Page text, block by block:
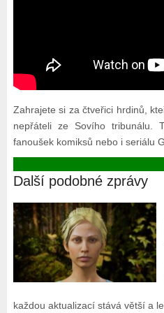
Zahrajete si za čtveřici hrdinů,
nepřáteli ze Sovího tribunálu.
fanoušek komiksů nebo i seriálu
Další podobné zprávy
každou aktualizací stává větší a